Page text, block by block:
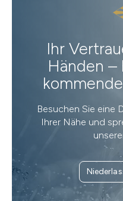
Ihr
Händen
Besuchen Sie eine
Ihrer Nähe und